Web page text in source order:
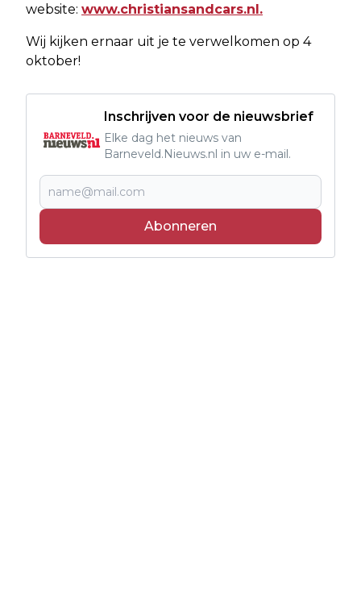
website: www.christiansandcars.nl.
Wij kijken ernaar uit je te verwelkomen op 4
oktober!
Inschrijven voor de nieuwsbrief
Elke dag het nieuws van
Barneveld.Nieuws.nl in uw e-mail.
Abonneren